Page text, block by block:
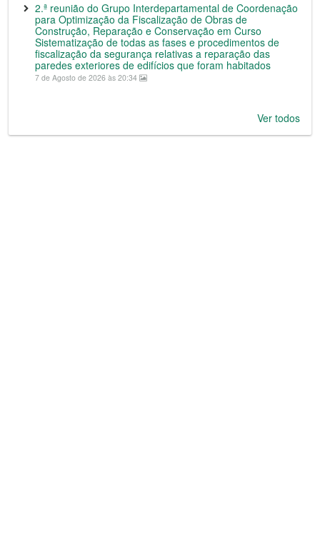
2.ª reunião do Grupo Interdepartamental de Coordenação
para Optimização da Fiscalização de Obras de
Construção, Reparação e Conservação em Curso
Sistematização de todas as fases e procedimentos de
fiscalização da segurança relativas a reparação das
paredes exteriores de edifícios que foram habitados
7 de Agosto de 2026 às 20:34
Ver todos